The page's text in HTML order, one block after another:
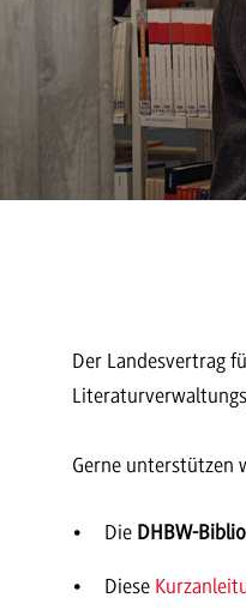
Der Landesvertrag
Gerne unterstützen
Die DHBW-
Diese